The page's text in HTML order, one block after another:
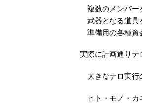
複数のメンバー
武器となる道具
準備用の各種資
実際に計画通りテ
大きなテロ実行
ヒト・モノ・カ